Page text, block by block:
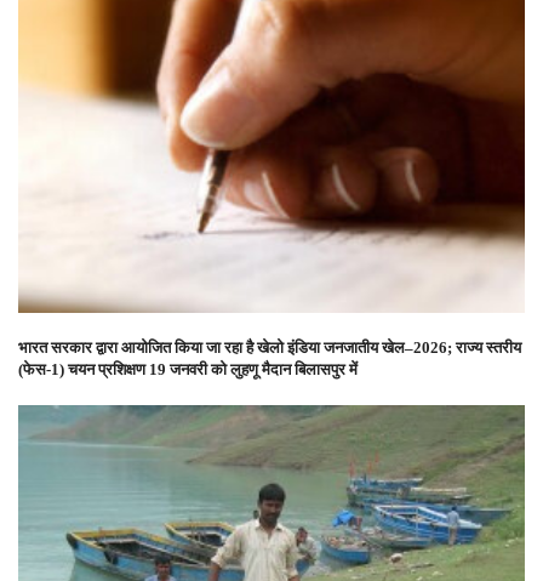
भारत सरकार द्वारा आयोजित किया जा रहा है खेलो इंडिया जनजातीय खेल–2026; राज्य स्तरीय
(फेस-1) चयन प्रशिक्षण 19 जनवरी को लुहणू मैदान बिलासपुर में